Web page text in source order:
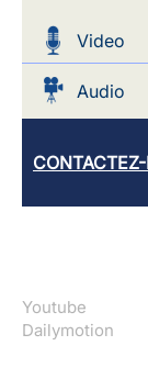
Video
Audio
Youtube
Dailymotion